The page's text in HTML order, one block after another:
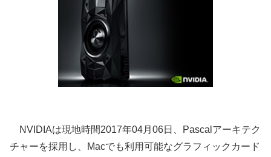
NVIDIAは現地時間2017年04月06日、Pascalアーキテク
チャーを採用し、Macでも利用可能なグラフィックカード